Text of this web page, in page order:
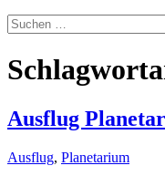
Suchen
nach:
Ausflug
Ausflug, Planetarium